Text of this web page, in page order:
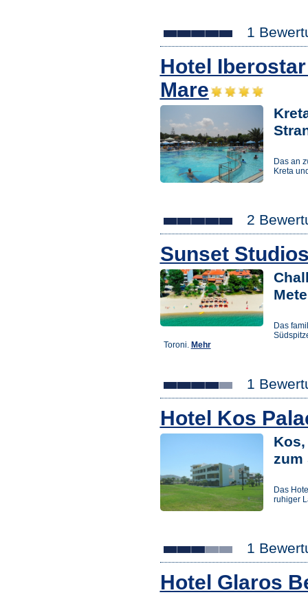
1
Hotel
Mare
Das an
Kreta
2
Sunset
Das
Toroni. Mehr
1
Hotel Kos
zum
Das
ruhiger
1
Hotel Glaros